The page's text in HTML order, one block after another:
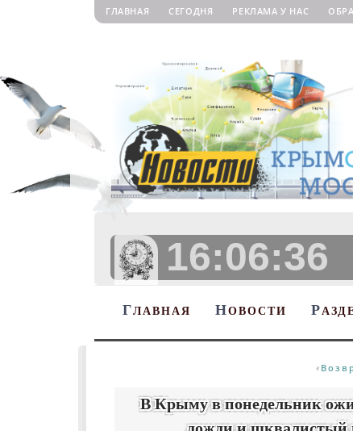
ГЛАВНАЯ СЕГОДНЯ РЕКЛАМА У НАС
16:06:37
ГЛАВНАЯ НОВОСТИ Р
«
В Крыму в понедельник